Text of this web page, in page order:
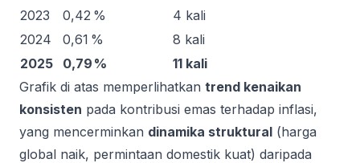
2023
0,42 %
4 kali
2024
0,61 %
8 kali
2025
0,79 %
11 kali
Grafik di atas memperlihatkan trend kenaikan
konsisten pada kontribusi emas terhadap inflasi,
yang mencerminkan dinamika struktural (harga
global naik, permintaan domestik kuat) daripada